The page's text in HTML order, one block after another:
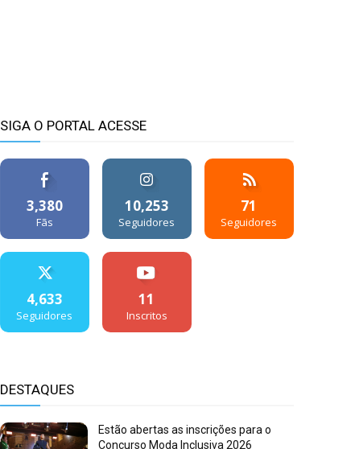
SIGA O PORTAL ACESSE
3,380
Fãs
10,253
Seguidores
71
Seguidores
4,633
Seguidores
11
Inscritos
DESTAQUES
Estão abertas as inscrições para o
Concurso Moda Inclusiva 2026